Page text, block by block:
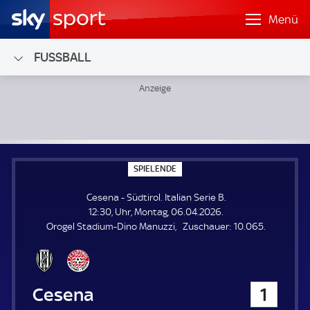
Menü
FUSSBALL
SPIELENDE
P
E
L
E
Cesena - Südtirol. Italian Serie B.
12:30, Uhr, Montag, 06.04.2026.
Orogel Stadium-Dino Manuzzi
Zuschauer: Z
10.065.
Cesena 1